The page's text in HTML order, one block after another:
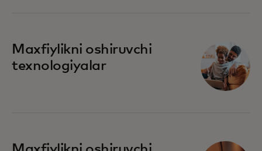
Maxfiylikni oshiruvchi
texnologiyalar
opens in a new tab
opens in a new tab